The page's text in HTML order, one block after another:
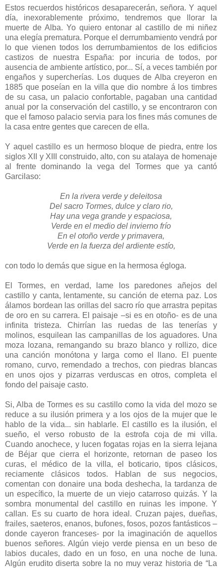
Estos recuerdos históricos desaparecerán, señora. Y aquel
día, inexorablemente próximo, tendremos que llorar la
muerte de Alba. Yo quiero entonar al castillo de mi niñez
una elegía prematura. Porque el derrumbamiento vendrá por
lo que vienen todos los derrumbamientos de los edificios
castizos de nuestra España: por incuria de todos, por
ausencia de ambiente artístico, por... Sí, a veces también por
engaños y supercherías. Los duques de Alba creyeron en
1885 que poseían en la villa que dio nombre á los timbres
de su casa, un palacio confortable, pagaban una cantidad
anual por la conservación del castillo, y se encontraron con
que el famoso palacio servia para los fines más comunes de
la casa entre gentes que carecen de ella.
Y aquel castillo es un hermoso bloque de piedra, entre los
siglos XII y XIII construido, alto, con su atalaya de homenaje
al frente dominando la vega del Tormes que ya cantó
Garcilaso:
En la rivera verde y deleitosa
Del sacro Tormes, dulce y claro rio,
Hay una vega grande y espaciosa,
Verde en el medio del invierno frío
En el otoño verde y primavera,
Verde en la fuerza del ardiente estío,
con todo lo demás que sigue en la hermosa égloga.
El Tormes, en verdad, lame los paredones añejos del
castillo y canta, lentamente, su canción de eterna paz. Los
álamos bordean las orillas del sacro río que arrastra pepitas
de oro en su carrera. El paisaje –si es en otoño- es de una
infinita tristeza. Chirrían las ruedas de las tenerías y
molinos, esquilean las campanillas de los aguadores. Una
moza lozana, remangando su brazo blanco y rollizo, dice
una canción monótona y larga como el llano. El puente
romano, curvo, remendado a trechos, con piedras blancas
en unos ojos y pizarras verduscas en otros, completa el
fondo del paisaje casto.
Si, Alba de Tormes es su castillo como la vida del mozo se
reduce a su ilusión primera y a los ojos de la mujer que le
hablo de la vida... sin hablarle. El castillo es la ilusión, el
sueño, el verso robusto de la estrofa coja de mi villa.
Cuando anochece, y lucen fogatas rojas en la sierra lejana
de Béjar que cierra el horizonte, retornan de paseo los
curas, el médico de la villa, el boticario, tipos clásicos,
reciamente clásicos todos. Hablan de sus negocios,
comentan con donaire una boda deshecha, la tardanza de
un específico, la muerte de un viejo catarroso quizás. Y la
sombra monumental del castillo en ruinas les impone. Y
callan. Es su cuarto de hora ideal. Cruzan pajes, dueñas,
frailes, saeteros, enanos, bufones, fosos, pozos fantásticos –
donde cayeron franceses- por la imaginación de aquellos
buenos señores. Algún viejo verde piensa en un beso de
labios ducales, dado en un foso, en una noche de luna.
Algún erudito diserta sobre la no muy veraz historia de “La